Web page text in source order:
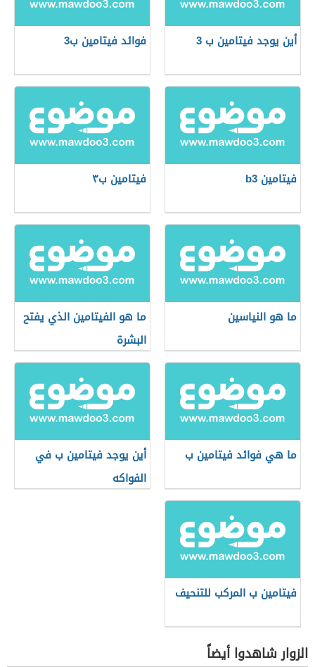
أين يوجد فيتامين ب 3 فوائد فيتامين ب3
فيتامين b3 فيتامين ب٣
ما هو النياسين
ما هو الفيتامين الذي يفتح
البشرة
ما هي فوائد فيتامين ب
أين يوجد فيتامين ب في
الفواكه
فيتامين ب المركب للتنحيف
الزوار شاهدوا أيضاً